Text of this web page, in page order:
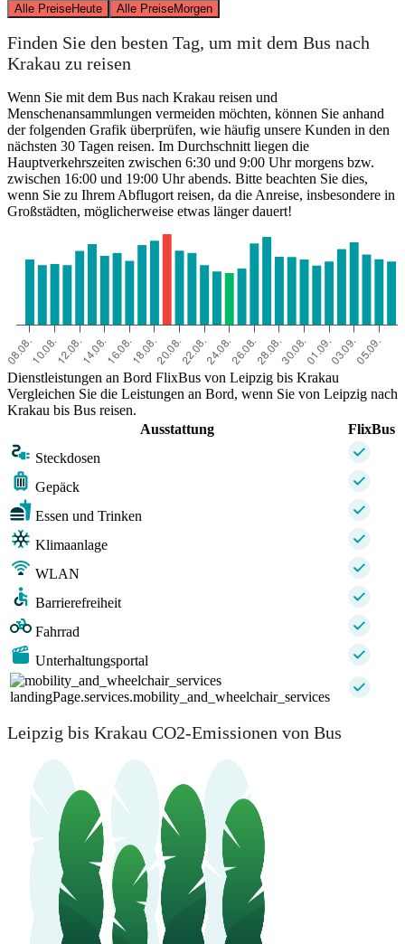
Alle PreiseHeute Alle PreiseMorgen
Finden Sie den besten Tag, um mit dem Bus nach
Krakau zu reisen
Wenn Sie mit dem Bus nach Krakau reisen und
Menschenansammlungen vermeiden möchten, können Sie anhand
der folgenden Grafik überprüfen, wie häufig unsere Kunden in den
nächsten 30 Tagen reisen. Im Durchschnitt liegen die
Hauptverkehrszeiten zwischen 6:30 und 9:00 Uhr morgens bzw.
zwischen 16:00 und 19:00 Uhr abends. Bitte beachten Sie dies,
wenn Sie zu Ihrem Abflugort reisen, da die Anreise, insbesondere in
Großstädten, möglicherweise etwas länger dauert!
Dienstleistungen an Bord FlixBus von Leipzig bis Krakau
Vergleichen Sie die Leistungen an Bord, wenn Sie von Leipzig nach
Krakau bis Bus reisen.
Ausstattung
FlixBus
Steckdosen
Gepäck
Essen und Trinken
Klimaanlage
WLAN
Barrierefreiheit
Fahrrad
Unterhaltungsportal
landingPage.services.mobility_and_wheelchair_services
Leipzig bis Krakau CO2-Emissionen von Bus